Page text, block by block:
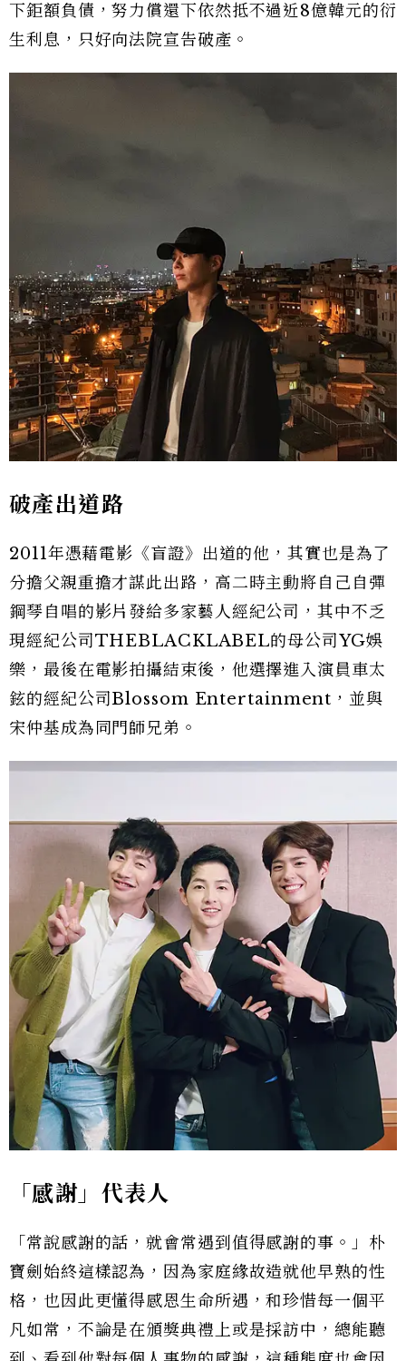
下鉅額負債，努力償還下依然抵不過近8億韓元的衍
生利息，只好向法院宣告破產。
破產出道路
2011年憑藉電影《盲證》出道的他，其實也是為了
分擔父親重擔才謀此出路，高二時主動將自己自彈
鋼琴自唱的影片發給多家藝人經紀公司，其中不乏
現經紀公司THEBLACKLABEL的母公司YG娛
樂，最後在電影拍攝結束後，他選擇進入演員車太
鉉的經紀公司Blossom Entertainment，並與
宋仲基成為同門師兄弟。
「感謝」代表人
「常說感謝的話，就會常遇到值得感謝的事。」朴
寶劍始終這樣認為，因為家庭緣故造就他早熟的性
格，也因此更懂得感恩生命所遇，和珍惜每一個平
凡如常，不論是在頒獎典禮上或是採訪中，總能聽